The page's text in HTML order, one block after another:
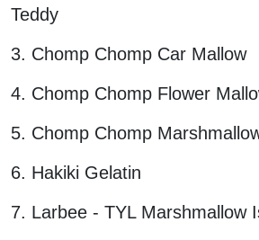
Teddy
3. Chomp Chomp Car Mallow
4. Chomp Chomp Flower
5. Chomp Chomp
6. Hakiki Gelatin
7. Larbee - TYL Marshmallow